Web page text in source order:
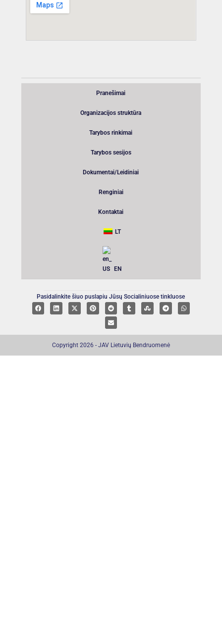
Pranešimai
Organizacijos struktūra
Tarybos rinkimai
Tarybos sesijos
Dokumentai/Leidiniai
Renginiai
Kontaktai
LT
EN
Pasidalinkite šiuo puslapiu Jūsų Socialiniuose tinkluose
Copyright 2026 - JAV Lietuvių Bendruomenė